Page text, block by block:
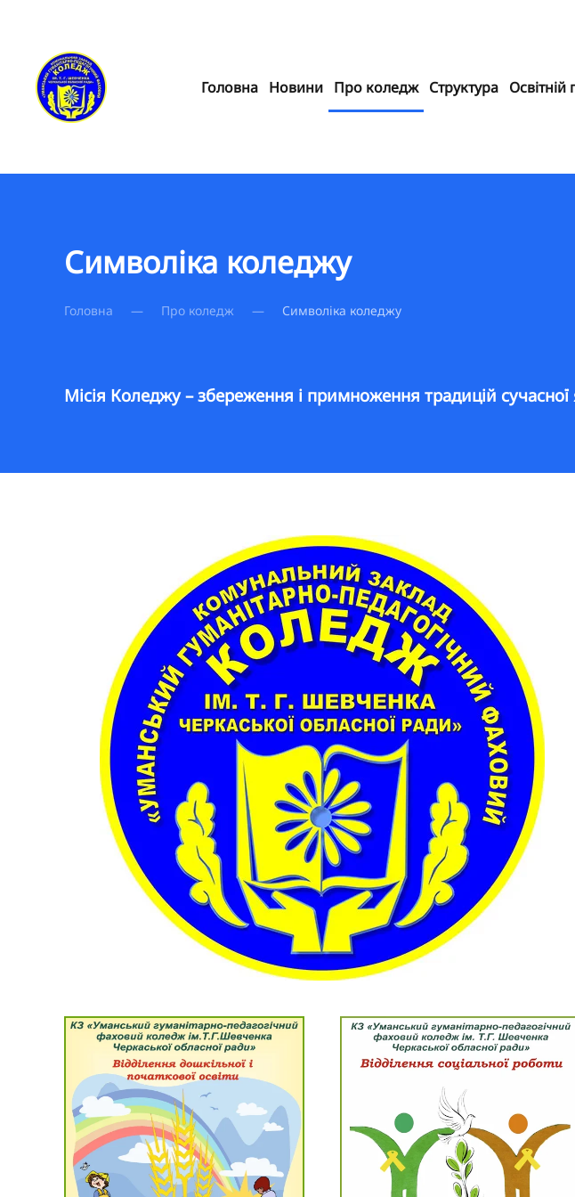
Skip to main content
Головна Новини Про коледж Структура
Символіка коледжу
Головна Про коледж Символіка коледжу
Місія Коледжу – збереження і примноження традицій сучасної